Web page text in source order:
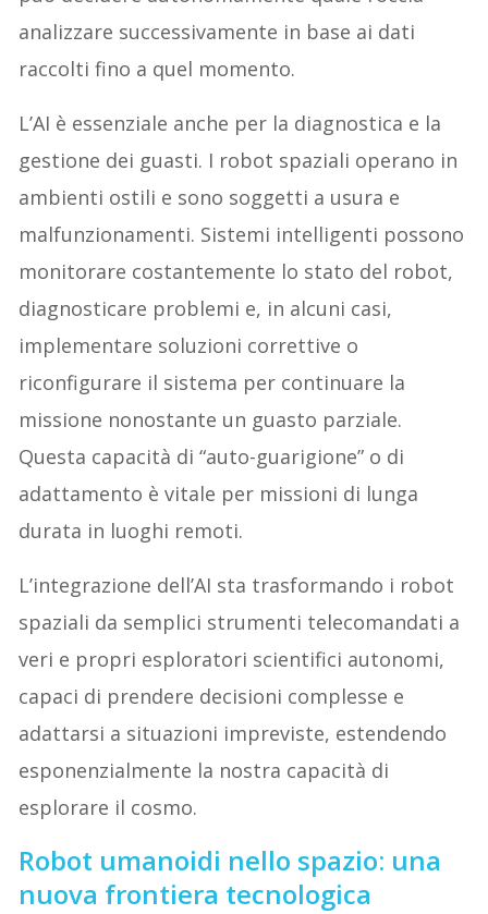
analizzare successivamente in base ai dati
raccolti fino a quel momento.
L’AI è essenziale anche per la diagnostica e la
gestione dei guasti. I robot spaziali operano in
ambienti ostili e sono soggetti a usura e
malfunzionamenti. Sistemi intelligenti possono
monitorare costantemente lo stato del robot,
diagnosticare problemi e, in alcuni casi,
implementare soluzioni correttive o
riconfigurare il sistema per continuare la
missione nonostante un guasto parziale.
Questa capacità di “auto-guarigione” o di
adattamento è vitale per missioni di lunga
durata in luoghi remoti.
L’integrazione dell’AI sta trasformando i robot
spaziali da semplici strumenti telecomandati a
veri e propri esploratori scientifici autonomi,
capaci di prendere decisioni complesse e
adattarsi a situazioni impreviste, estendendo
esponenzialmente la nostra capacità di
esplorare il cosmo.
Robot umanoidi nello spazio: una
nuova frontiera tecnologica